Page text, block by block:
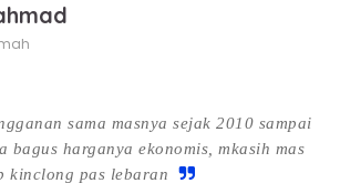
sama masnya sejak 2010 sampai
bagus harganya ekonomis, mkasih mas
kinclong pas lebaran